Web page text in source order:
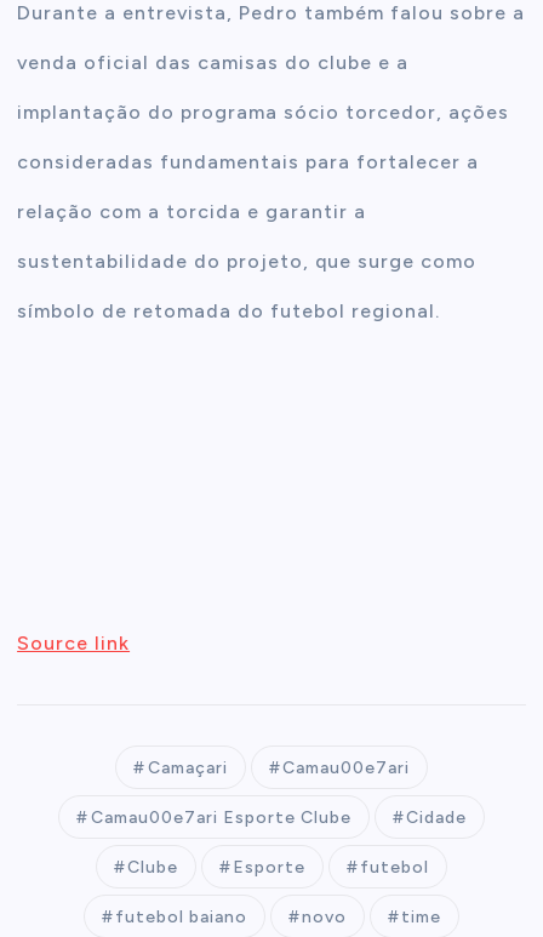
Durante a entrevista, Pedro também falou sobre a
venda oficial das camisas do clube e a
implantação do programa sócio torcedor, ações
consideradas fundamentais para fortalecer a
relação com a torcida e garantir a
sustentabilidade do projeto, que surge como
símbolo de retomada do futebol regional.
Source link
Camaçari Camau00e7ari
Camau00e7ari Esporte Clube Cidade
Clube Esporte futebol
futebol baiano novo time